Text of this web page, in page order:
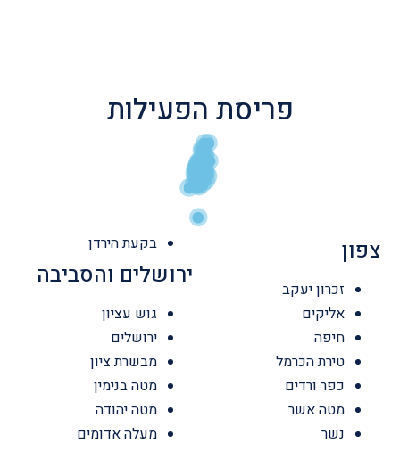
פריסת הפעילות
צפון
זכרון יעקב
אליקים
חיפה
טירת הכרמל
כפר ורדים
מטה אשר
נשר
בקעת הירדן
ירושלים והסביבה
גוש עציון
ירושלים
מבשרת ציון
מטה בנימין
מטה יהודה
מעלה אדומים